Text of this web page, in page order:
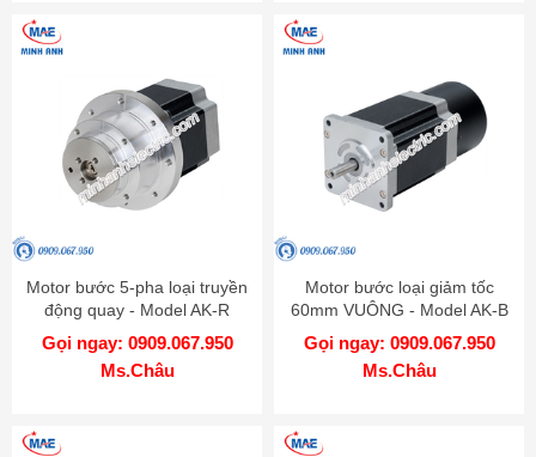
Motor bước 5-pha loại truyền
động quay - Model AK-R
Gọi ngay: 0909.067.950
Ms.Châu
Motor bước loại giảm tốc
60mm VUÔNG - Model AK-B
Gọi ngay: 0909.067.950
Ms.Châu